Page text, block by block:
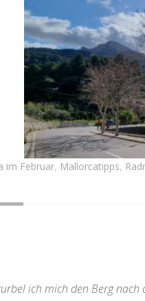
im Februar Mallorcatipps
ich mich den Berg